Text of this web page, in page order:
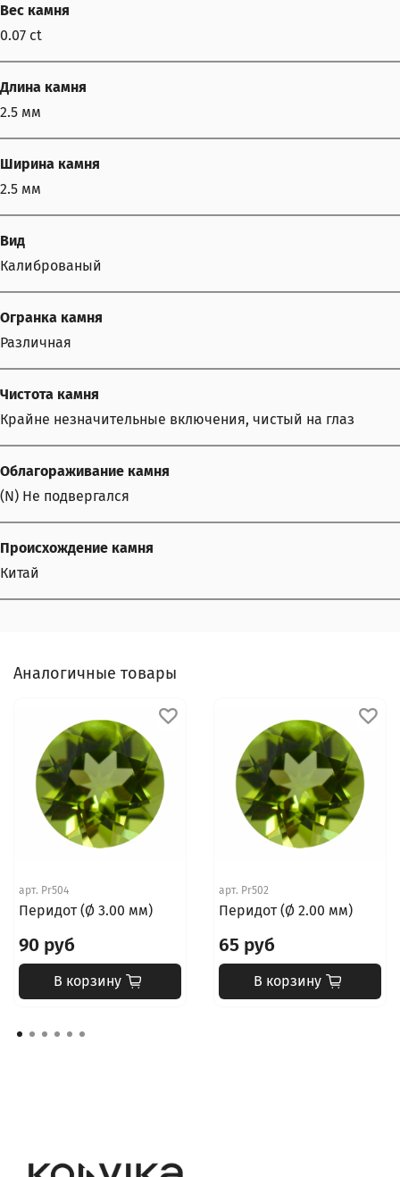
Вес камня
0.07 ct
Длина камня
2.5 мм
Ширина камня
2.5 мм
Вид
Калиброваный
Огранка камня
Различная
Чистота камня
Крайне незначительные включения, чистый на глаз
Облагораживание камня
(N) Не подвергался
Происхождение камня
Китай
Аналогичные товары
арт. Pr504
Перидот (Ø 3.00 мм)
90 руб
В корзину
арт. Pr502
Перидот (Ø 2.00 мм)
65 руб
В корзину